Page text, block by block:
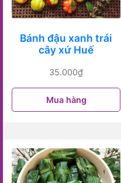
Bánh đậu xanh trái
cây xứ Huế
35.000₫
Mua hàng